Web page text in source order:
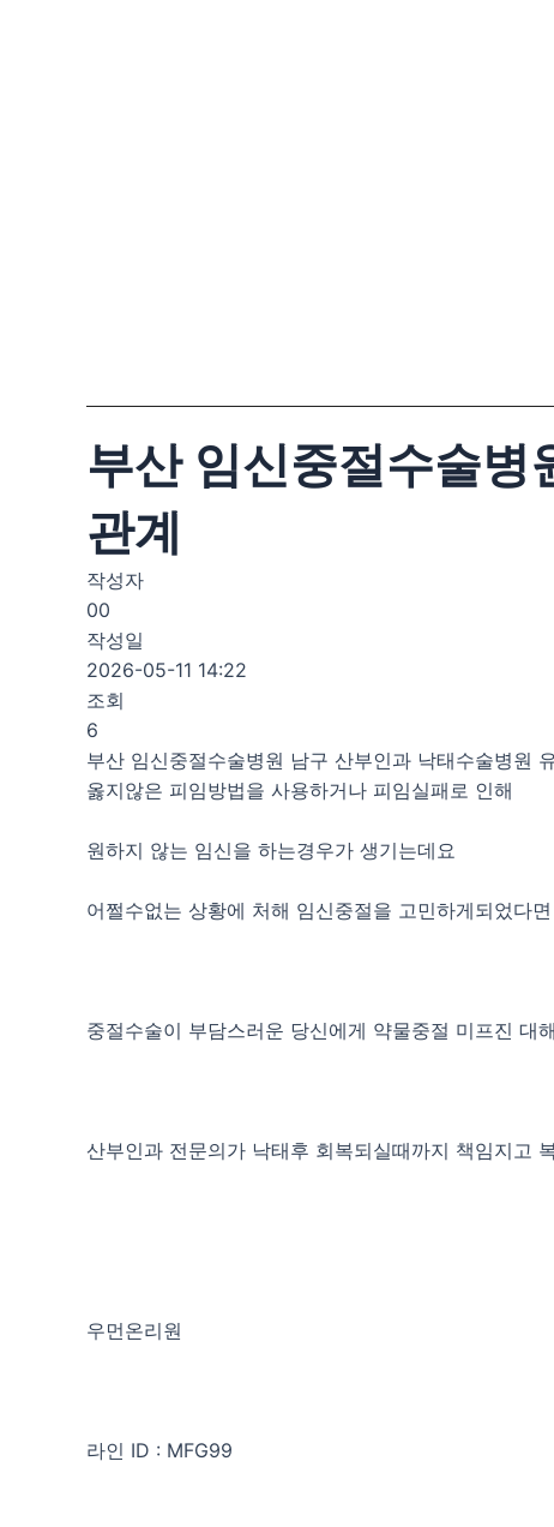
부산 임신중절수술병
관계
작성자
00
작성일
2026-05-11 14:22
조회
6
부산 임신중절수술병원 남구 산부인과 낙태수술병원
옳지않은 피임방법을 사용하거나 피임실패로 인해
원하지 않는 임신을 하는경우가 생기는데요
어쩔수없는 상황에 처해 임신중절을 고민하게되었다면
중절수술이 부담스러운 당신에게 약물중절 미프진 대
산부인과 전문의가 낙태후 회복되실때까지 책임지고
우먼온리원
라인 ID : MFG99